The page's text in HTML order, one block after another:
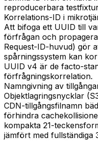
reproducerbara
Korrelations-ID i
Att bifoga ett UUID till
förfrågan och
Request-ID-huvud) gör
spårningssystem kan
UUID v4 är de facto-
förfrågningskorrelation.
Namngivning av
Objektlagringsnycklar
CDN-tillgångsfilnamn
förhindra
kompakta 21-
jämfört med fullständiga